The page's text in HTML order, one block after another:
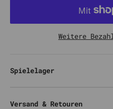
Weitere
Spielelager
Versand & Retouren